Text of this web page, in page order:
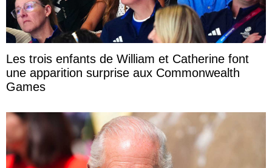
Les trois enfants de William et Catherine font
une apparition surprise aux Commonwealth
Games